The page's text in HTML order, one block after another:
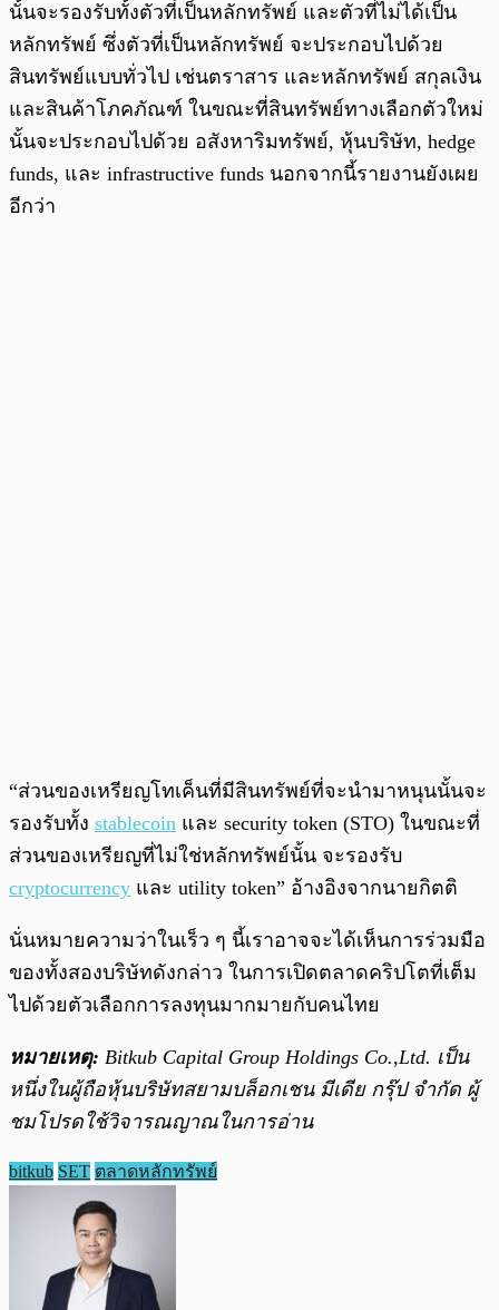
นั้นจะรองรับทั้งตัวที่เป็นหลักทรัพย์ และตัวที่ไม่ได้เป็น
หลักทรัพย์ ซึ่งตัวที่เป็นหลักทรัพย์ จะประกอบไปด้วย
สินทรัพย์แบบทั่วไป เช่นตราสาร และหลักทรัพย์ สกุลเงิน
และสินค้าโภคภัณฑ์ ในขณะที่สินทรัพย์ทางเลือกตัวใหม่
นั้นจะประกอบไปด้วย อสังหาริมทรัพย์, หุ้นบริษัท, hedge
funds, และ infrastructive funds นอกจากนี้รายงานยังเผย
อีกว่า
“ส่วนของเหรียญโทเค็นที่มีสินทรัพย์ที่จะนำมาหนุนนั้นจะ
รองรับทั้ง stablecoin และ security token (STO) ในขณะที่
ส่วนของเหรียญที่ไม่ใช่หลักทรัพย์นั้น จะรองรับ
cryptocurrency และ utility token” อ้างอิงจากนายกิตติ
นั่นหมายความว่าในเร็ว ๆ นี้เราอาจจะได้เห็นการร่วมมือ
ของทั้งสองบริษัทดังกล่าว ในการเปิดตลาดคริปโตที่เต็ม
ไปด้วยตัวเลือกการลงทุนมากมายกับคนไทย
หมายเหตุ: Bitkub Capital Group Holdings Co.,Ltd. เป็น
หนึ่งในผู้ถือหุ้นบริษัทสยามบล็อกเชน มีเดีย กรุ๊ป จำกัด ผู้
ชมโปรดใช้วิจารณญาณในการอ่าน
bitkub SET ตลาดหลักทรัพย์